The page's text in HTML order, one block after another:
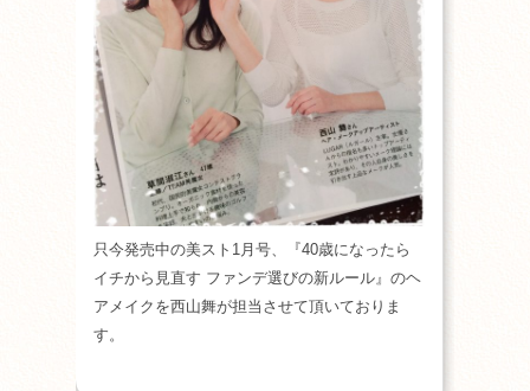
只今発売中の美スト1月号、『40歳になったら
イチから見直す ファンデ選びの新ルール』のヘ
アメイクを西山舞が担当させて頂いておりま
す。